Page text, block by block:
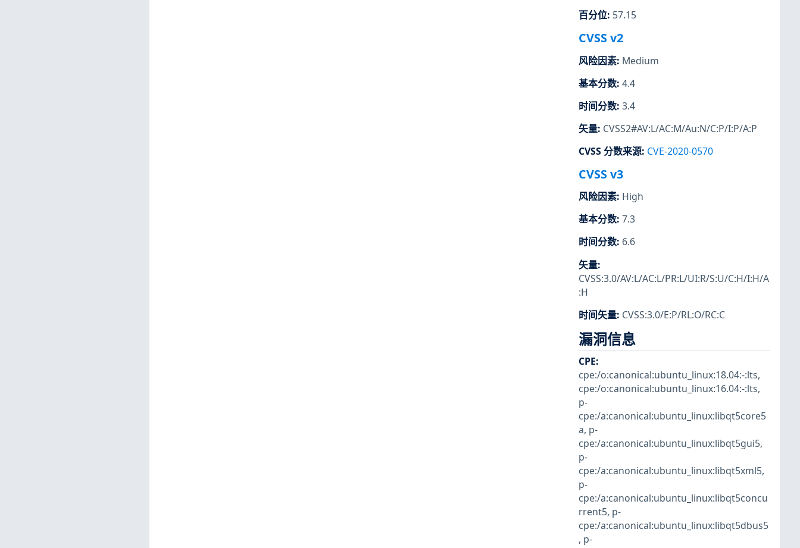
百分位: 57.15
CVSS v2
风险因素: Medium
基本分数: 4.4
时间分数: 3.4
矢量: CVSS2#AV:L/AC:M/Au:N/C:P/I:P/A:P
CVSS 分数来源: CVE-2020-0570
CVSS v3
风险因素: High
基本分数: 7.3
时间分数: 6.6
矢量:
CVSS:3.0/AV:L/AC:L/PR:L/UI:R/S:U/C:H/I:H/A
:H
时间矢量: CVSS:3.0/E:P/RL:O/RC:C
漏洞信息
CPE:
cpe:/o:canonical:ubuntu_linux:18.04:-:lts,
cpe:/o:canonical:ubuntu_linux:16.04:-:lts,
p-
cpe:/a:canonical:ubuntu_linux:libqt5core5
a, p-
cpe:/a:canonical:ubuntu_linux:libqt5gui5,
p-
cpe:/a:canonical:ubuntu_linux:libqt5xml5,
p-
cpe:/a:canonical:ubuntu_linux:libqt5concu
rrent5, p-
cpe:/a:canonical:ubuntu_linux:libqt5dbus5
, p-